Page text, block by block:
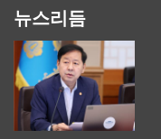
뉴스리듬